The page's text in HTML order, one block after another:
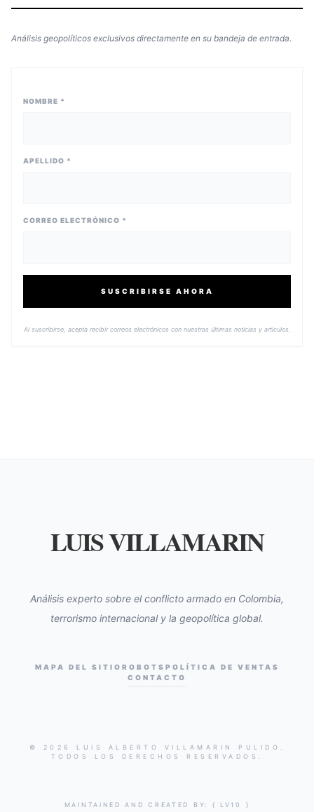
Análisis geopolíticos exclusivos directamente en su bandeja de entrada.
NOMBRE *
APELLIDO *
CORREO ELECTRÓNICO *
SUSCRIBIRSE AHORA
Al suscribirse, acepta recibir correos electrónicos con nuestras últimas noticias y artículos.
LUIS VILLAMARIN
Análisis experto sobre el conflicto armado en Colombia,
terrorismo internacional y la geopolítica global.
MAPA DEL SITIO ROBOTS POLÍTICA DE VENTAS
CONTACTO
© 2026 LUIS ALBERTO VILLAMARIN PULIDO.
TODOS LOS DERECHOS RESERVADOS.
MAINTAINED AND CREATED BY: { LV10 }